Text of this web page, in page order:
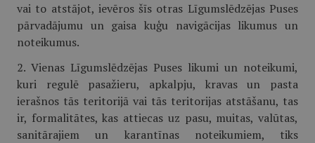
vai to atstājot, ievēros šīs otras Līgumslēdzējas Puses
pārvadājumu un gaisa kuģu navigācijas likumus un
noteikumus.
2. Vienas Līgumslēdzējas Puses likumi un noteikumi,
kuri regulē pasažieru, apkalpju, kravas un pasta
ierašnos tās teritorijā vai tās teritorijas atstāšanu, tas
ir, formalitātes, kas attiecas uz pasu, muitas, valūtas,
sanitārajiem un karantīnas noteikumiem, tiks